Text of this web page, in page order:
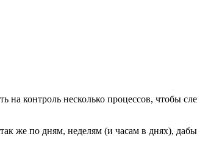
контроль несколько процессов, чтобы
же по дням, неделям (и часам в днях),